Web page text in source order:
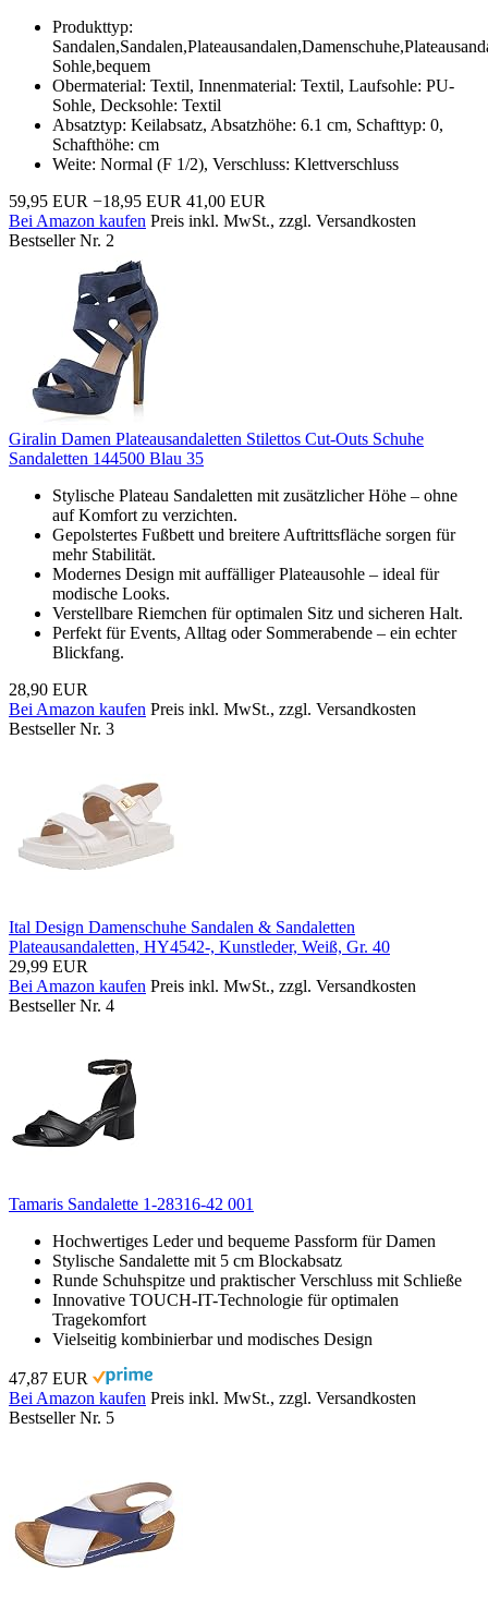
Produkttyp:
Sohle,bequem
Obermaterial: Textil, Innenmaterial: Textil, Laufsohle: PU-
Sohle, Decksohle: Textil
Absatztyp: Keilabsatz, Absatzhöhe: 6.1 cm, Schafttyp: 0,
Schafthöhe: cm
Weite: Normal (F 1/2), Verschluss: Klettverschluss
59,95 EUR −18,95 EUR 41,00 EUR
Bei Amazon kaufen Preis inkl. MwSt., zzgl. Versandkosten
Bestseller Nr. 2
Giralin Damen Plateausandaletten Stilettos Cut-Outs Schuhe
Sandaletten 144500 Blau 35
Stylische Plateau Sandaletten mit zusätzlicher Höhe – ohne
auf Komfort zu verzichten.
Gepolstertes Fußbett und breitere Auftrittsfläche sorgen für
mehr Stabilität.
Modernes Design mit auffälliger Plateausohle – ideal für
modische Looks.
Verstellbare Riemchen für optimalen Sitz und sicheren Halt.
Perfekt für Events, Alltag oder Sommerabende – ein echter
Blickfang.
28,90 EUR
Bei Amazon kaufen Preis inkl. MwSt., zzgl. Versandkosten
Bestseller Nr. 3
Ital Design Damenschuhe Sandalen & Sandaletten
Plateausandaletten, HY4542-, Kunstleder, Weiß, Gr. 40
29,99 EUR
Bei Amazon kaufen Preis inkl. MwSt., zzgl. Versandkosten
Bestseller Nr. 4
Tamaris Sandalette 1-28316-42 001
Hochwertiges Leder und bequeme Passform für Damen
Stylische Sandalette mit 5 cm Blockabsatz
Runde Schuhspitze und praktischer Verschluss mit Schließe
Innovative TOUCH-IT-Technologie für optimalen
Tragekomfort
Vielseitig kombinierbar und modisches Design
47,87 EUR
Bei Amazon kaufen Preis inkl. MwSt., zzgl. Versandkosten
Bestseller Nr. 5